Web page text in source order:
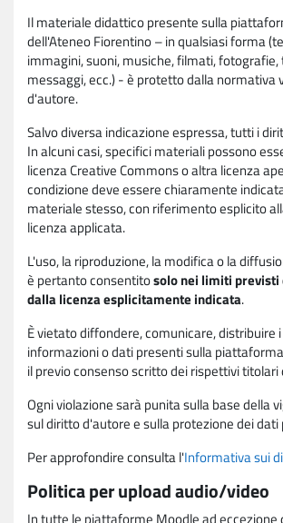
Il materiale didattico presente sulla
dell'Ateneo Fiorentino – in qualsiasi forma
immagini, suoni, musiche, filmati, fotografie,
messaggi, ecc.) - è protetto dalla normativa
d'autore.
Salvo diversa indicazione espressa, tutti i
In alcuni casi, specifici materiali possono
licenza Creative Commons o altra licenza
condizione deve essere chiaramente
materiale stesso, con riferimento esplicito
licenza applicata.
L'uso, la riproduzione, la modifica o la
è pertanto consentitosolo nei limiti previsti
dalla licenza esplicitamente indicata.
È vietato diffondere, comunicare, distribuire
informazioni o dati presenti sulla
il previo consenso scritto dei rispettivi titolari
Ogni violazione sarà punita sulla base della
sul diritto d'autore e sulla protezione dei dati
Per approfondire consulta l'Informativa sui
Politica per upload audio/video
In tutte le piattaforme Moodle ad eccezione